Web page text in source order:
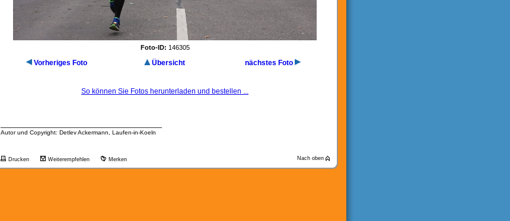
Foto-ID: 146305
Vorheriges Foto Übersicht nächstes Foto
So können Sie Fotos herunterladen und bestellen ...
Autor und Copyright: Detlev Ackermann, Laufen-in-Koeln
Drucken Weiterempfehlen Merken Nach oben